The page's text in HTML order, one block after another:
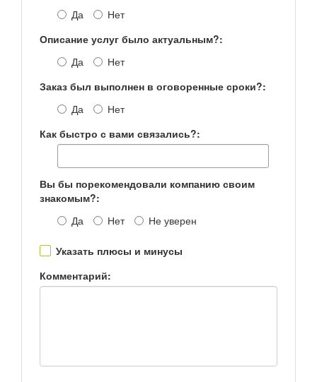
Да
Нет
Описание услуг было актуальным?:
Да
Нет
Заказ был выполнен в оговоренные сроки?:
Да
Нет
Как быстро с вами связались?:
Вы бы порекомендовали компанию своим
знакомым?:
Да
Нет Не уверен
Указать плюсы и минусы
Комментарий: